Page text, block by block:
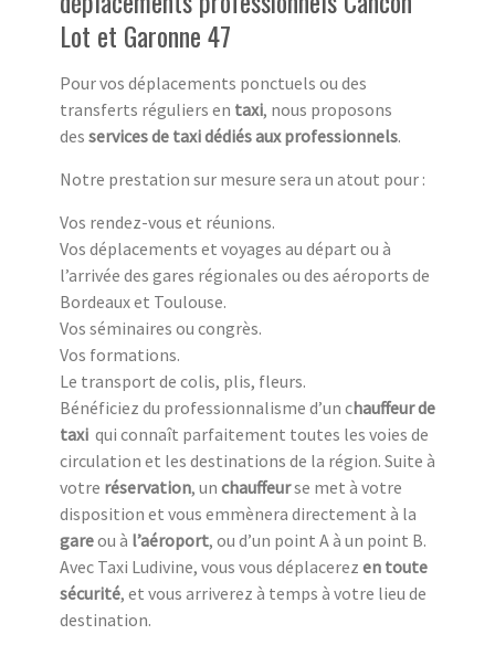
Lot et Garonne 47
Pour vos déplacements ponctuels ou des
transferts réguliers en taxi, nous proposons
des services de taxi dédiés aux professionnels.
Notre prestation sur mesure sera un atout pour :
Vos rendez-vous et réunions.
Vos déplacements et voyages au départ ou à
l’arrivée des gares régionales ou des aéroports de
Bordeaux et Toulouse.
Vos séminaires ou congrès.
Vos formations.
Le transport de colis, plis, fleurs.
Bénéficiez du professionnalisme d’un chauffeur de
taxi qui connaît parfaitement toutes les voies de
circulation et les destinations de la région. Suite à
votre réservation, un chauffeurse met à votre
disposition et vous emmènera directement à la
gareou à l’aéroport, ou d’un point A à un point B.
Avec Taxi Ludivine, vous vous déplacerez en toute
sécurité, et vous arriverez à temps à votre lieu de
destination.